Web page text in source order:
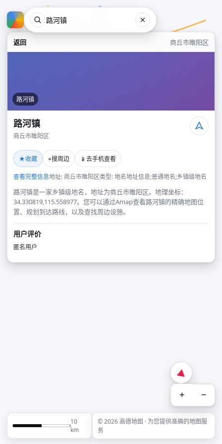
返回 商丘市睢阳区
路河镇
路河镇
商丘市睢阳区
★收藏 ⌖搜周边 📱 去手机查看
查看完整信息地址: 商丘市睢阳区类型: 地名地址信息;普通地名;乡镇级地名
路河镇是一家乡镇级地名，地址为商丘市睢阳区。地理坐标：
34.330819,115.558977。您可以通过Amap查看路河镇的精确地图位
置、规划到达路线，以及查找周边设施。
用户评价
匿名用户
+ −
10
km
© 2026 高德地图 · 为您提供准确的地图服
务